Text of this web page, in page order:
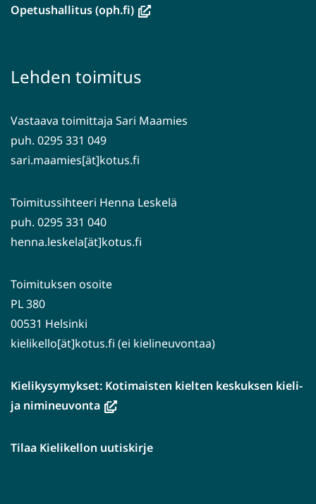
Opetushallitus (oph.fi)(avautuu
toiseen
Lehden toimitus
Vastaava toimittaja Sari Maamies
puh. 0295 331 049
sari.maamies[ät]kotus.fi
Toimitussihteeri Henna Leskelä
puh. 0295 331 040
henna.leskela[ät]kotus.fi
Toimituksen osoite
PL 380
00531 Helsinki
kielikello[ät]kotus.fi (ei kielineuvontaa)
Kielikysymykset: Kotimaisten kielten keskuksen kieli-
ja nimineuvonta(avautuu
ikkunaan,
Tilaa Kielikellon uutiskirje